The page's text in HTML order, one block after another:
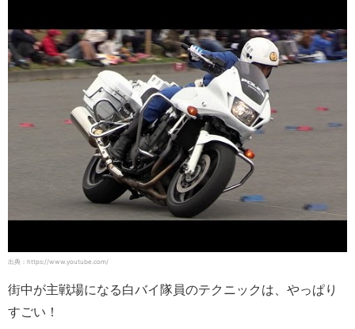
出典：https://www.youtube.com/
街中が主戦場になる白バイ隊員のテクニックは、やっぱり
すごい！